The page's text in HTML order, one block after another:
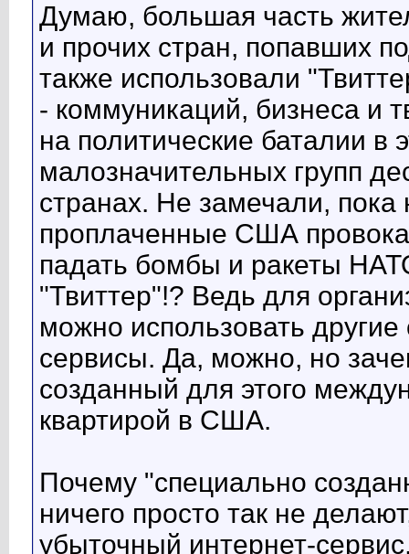
Думаю, большая часть
и прочих стран, попавших
также использовали
- коммуникаций, бизнеса и
на политические баталии в
малозначительных групп
странах. Не замечали, пока
проплаченные США
падать бомбы и ракеты
"Твиттер"!? Ведь для
можно использовать
сервисы. Да, можно, но
созданный для этого
квартирой в США.
Почему "специально
ничего просто так не
убыточный интернет-